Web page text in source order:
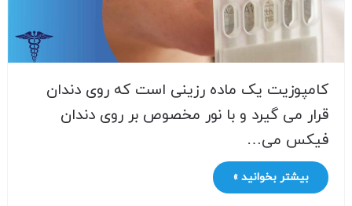
کامپوزیت یک ماده رزینی است که روی دندان
قرار می گیرد و با نور مخصوص بر روی دندان
فیکس می…
بیشتر بخوانید »